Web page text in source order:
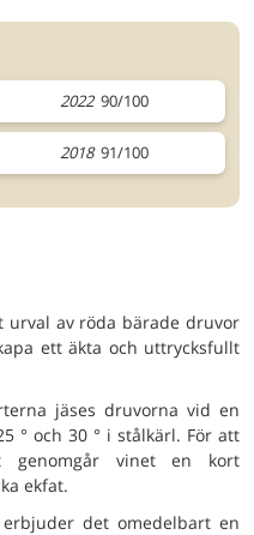
2022 90/100
2018 91/100
av röda bärade druvor
ett äkta och uttrycksfullt
jäses druvorna vid en
° och 30 ° i stålkärl. För att
genomgår vinet en kort
ekfat.
det omedelbart en